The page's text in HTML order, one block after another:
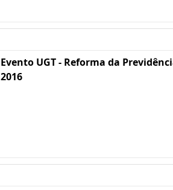
Evento UGT - Reforma da
2016